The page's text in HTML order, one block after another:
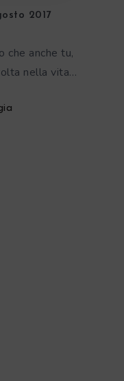
2017
che anche tu,
nella vita…